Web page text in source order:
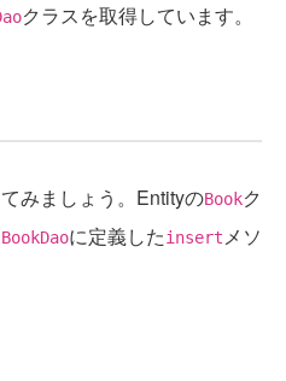
クラスを取得しています。
みましょう。EntityのBookク
BookDaoに定義したinsertメソ